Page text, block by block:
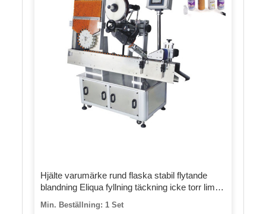
Hjälte varumärke rund flaska stabil flytande
blandning Eliqua fyllning täckning icke torr lim
bordsskiva stå ensam märkningsmaskin
Min. Beställning: 1 Set